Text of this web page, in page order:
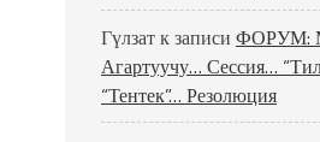
Гүлзатк записи ФОРУМ:
Агартуучу… Сессия…
“Тентек”… Резолюция